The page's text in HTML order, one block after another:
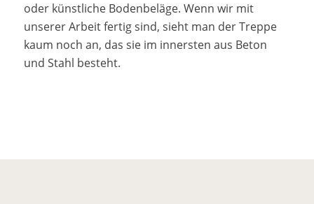
oder künstliche Bodenbeläge. Wenn wir mit
unserer Arbeit fertig sind, sieht man der Treppe
kaum noch an, das sie im innersten aus Beton
und Stahl besteht.